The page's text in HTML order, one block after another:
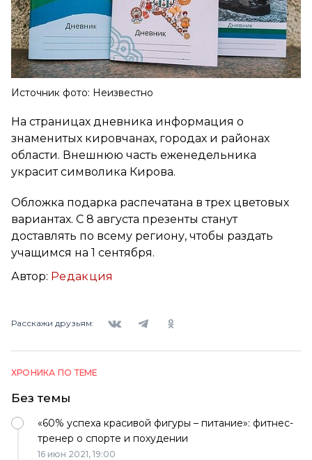
Источник фото: Неизвестно
На страницах дневника информация о
знаменитых кировчанах, городах и районах
области. Внешнюю часть еженедельника
украсит символика Кирова.
Обложка подарка распечатана в трех цветовых
вариантах. С 8 августа презенты станут
доставлять по всему региону, чтобы раздать
учащимся на 1 сентября.
Автор: Редакция
Расскажи друзьям:
ХРОНИКА ПО ТЕМЕ
Без темы
16 июн 2021, 19:00
«60% успеха красивой фигуры – питание»: фитнес-
тренер о спорте и похудении